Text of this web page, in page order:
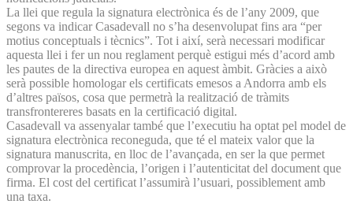
La llei que regula la signatura electrònica és de l’any 2009, que
segons va indicar Casadevall no s’ha desenvolupat fins ara “per
motius conceptuals i tècnics”. Tot i així, serà necessari modificar
aquesta llei i fer un nou reglament perquè estigui més d’acord amb
les pautes de la directiva europea en aquest àmbit. Gràcies a això
serà possible homologar els certificats emesos a Andorra amb els
d’altres països, cosa que permetrà la realització de tràmits
transfrontereres basats en la certificació digital.
Casadevall va assenyalar també que l’executiu ha optat pel model de
signatura electrònica reconeguda, que té el mateix valor que la
signatura manuscrita, en lloc de l’avançada, en ser la que permet
comprovar la procedència, l’origen i l’autenticitat del document que
firma. El cost del certificat l’assumirà l’usuari, possiblement amb
una taxa.